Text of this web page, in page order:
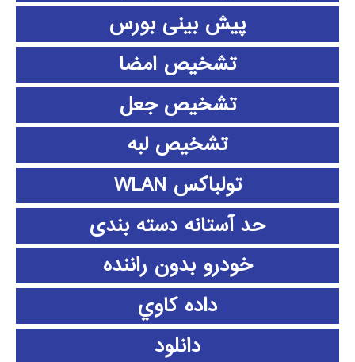
پیش بینی بورس
تشخیص امضا
تشخیص جعل
تشخیص لبه
تولباکس WLAN
حد آستانه دسته بندی
خودرو بدون راننده
داده كاوي
دانلود